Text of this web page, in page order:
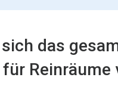
das
Reinräume